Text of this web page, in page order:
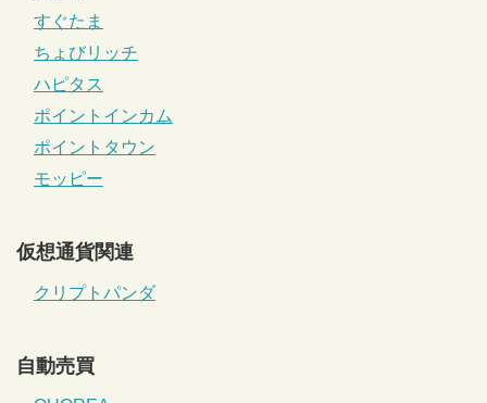
すぐたま
ちょびリッチ
ハピタス
ポイントインカム
ポイントタウン
モッピー
仮想通貨関連
クリプトパンダ
自動売買